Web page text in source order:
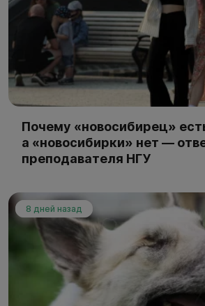
Почему «новосибирец»
а «новосибирки» нет —
преподавателя НГУ
8 дней назад